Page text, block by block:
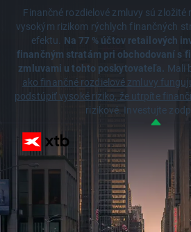
Finančné rozdielové zmluvy sú zložité
vysokým rizikom rýchlych finančných
efektu. Na 77 % účtov retailových
finančným stratám pri obchodovaní s
zmluvami u tohto poskytovateľa. Mali
ako finančné rozdielové zmluvy
podstúpiť vysoké riziko, že utrpíte
rizikové. Investujte